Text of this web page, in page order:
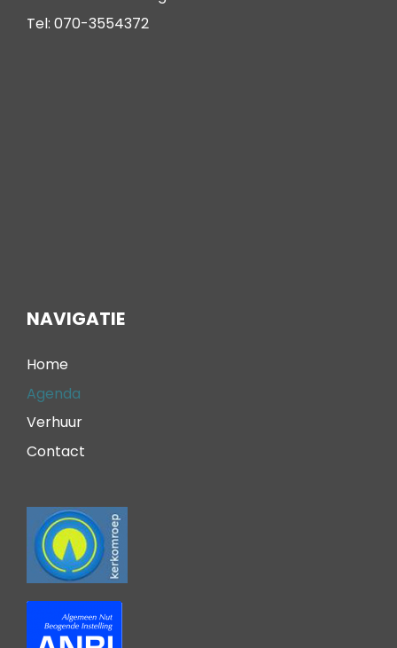
Tel: 070-3554372
NAVIGATIE
Home
Agenda
Verhuur
Contact